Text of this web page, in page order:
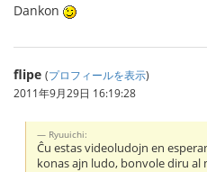
Dankon
flipe (プロフィールを表示)
2011年9月29日 16:19:28
Ryuuichi:
Ĉu estas videoludojn en
konas ajn ludo, bonvole diru al